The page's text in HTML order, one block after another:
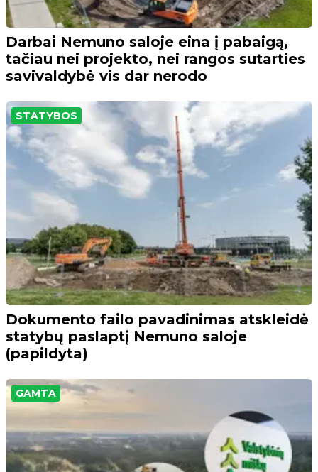
Darbai Nemuno saloje eina į pabaigą,
tačiau nei projekto, nei rangos sutarties
savivaldybė vis dar nerodo
STATYBOS
Dokumento failo pavadinimas atskleidė
statybų paslaptį Nemuno saloje
(papildyta)
GAMTA